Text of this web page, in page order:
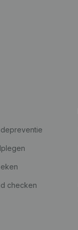
checken